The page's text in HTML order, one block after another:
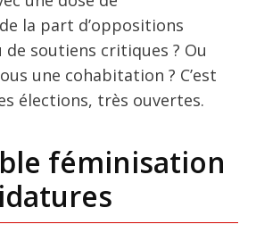
la part d’oppositions
soutiens critiques ? Ou
une cohabitation ? C’est
élections, très ouvertes.
féminisation